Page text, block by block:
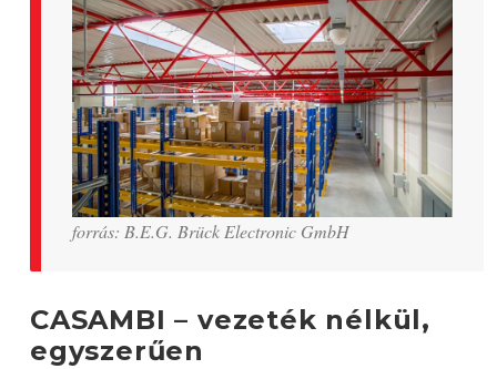
forrás: B.E.G. Brück Electronic GmbH
CASAMBI – vezeték nélkül,
egyszerűen